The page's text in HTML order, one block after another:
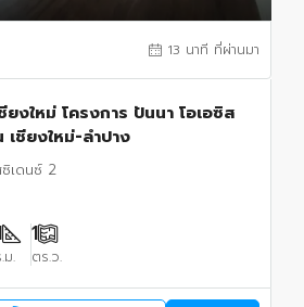
13 นาที ที่ผ่านมา
ยงใหม่ โครงการ ปันนา โอเอซิส
ชียงใหม่-ลำปาง
ซิเดนซ์ 2
ม.
1
ตร.ว.